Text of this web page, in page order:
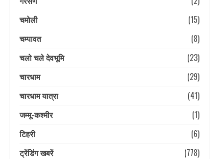
चमोली
(15)
चम्पावत
(8)
चलो चले देवभूमि
(23)
चारधाम
(29)
चारधाम यात्रा
(41)
जम्मू-कश्मीर
(1)
टिहरी
(6)
ट्रेंडिंग खबरें
(778)